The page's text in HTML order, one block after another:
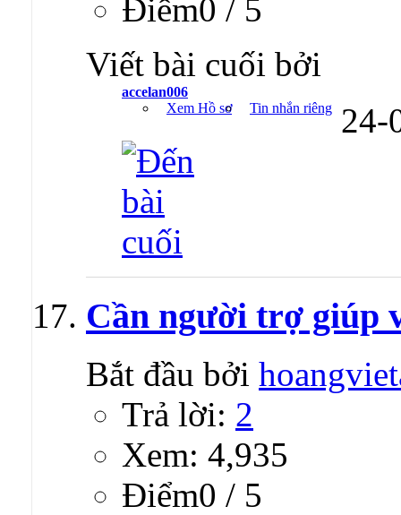
Ðiểm0 / 5
Viết bài cuối bởi
accelan006
Xem Hồ sơ
Tin nhắn riêng 24-
Cần người trợ giúp
Bắt đầu bởi
Trả lời: 2
Xem: 4,935
Ðiểm0 / 5